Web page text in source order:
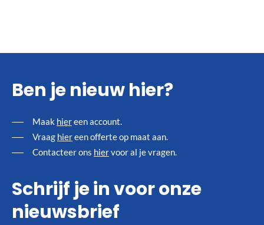
Ben je nieuw hier?
Maak hiereen account.
Vraag hiereen offerte op maat aan.
Contacteer ons hiervoor al je vragen.
Schrijf je in voor onze
nieuwsbrief